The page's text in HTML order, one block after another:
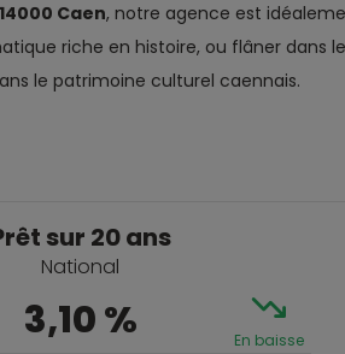
Caen, notre agence est
riche en histoire, ou flâner dans le
le patrimoine culturel caennais.
sur 20 ans
National
3,10 % En baisse